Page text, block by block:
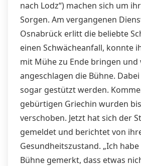
nach Lodz“) machen sich um
Sorgen. Am vergangenen
Osnabrück erlitt die beliebte
einen Schwächeanfall, konnte
mit Mühe zu Ende bringen und
angeschlagen die Bühne.
sogar gestützt werden.
gebürtigen Griechin wurden
verschoben. Jetzt hat sich der
gemeldet und berichtet von
Gesundheitszustand. „Ich
Bühne gemerkt, dass etwas